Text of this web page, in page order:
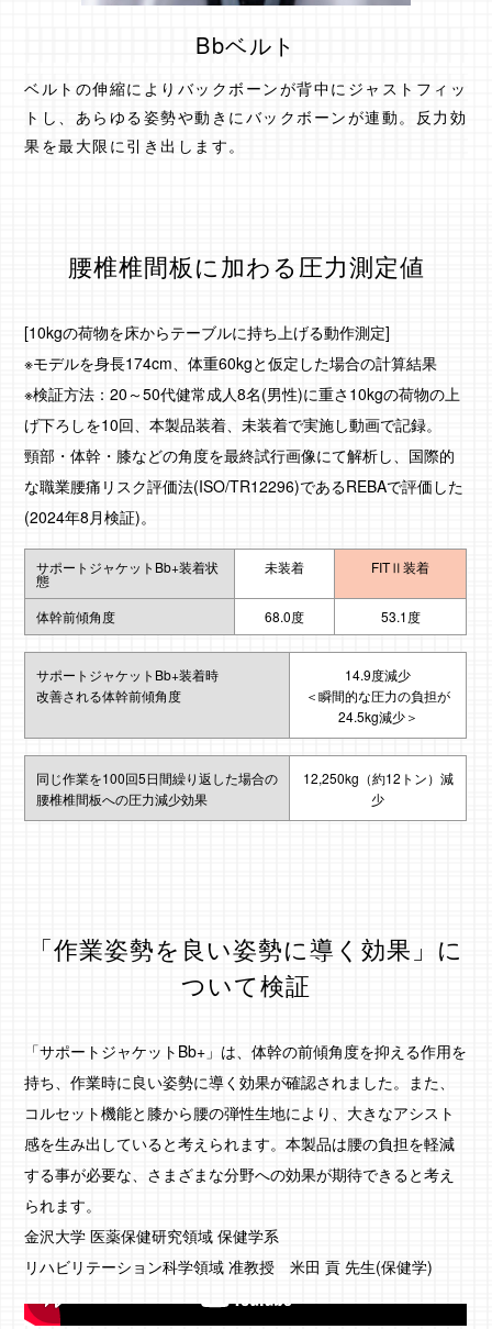
Bbベルト
ベルトの伸縮によりバックボーンが背中にジャストフィッ
トし、あらゆる姿勢や動きにバックボーンが連動。反力効
果を最大限に引き出します。
腰椎椎間板に加わる圧力測定値
[10kgの荷物を床からテーブルに持ち上げる動作測定]
※モデルを身長174cm、体重60kgと仮定した場合の計算結果
※検証方法：20～50代健常成人8名(男性)に重さ10kgの荷物の上
げ下ろしを10回、本製品装着、未装着で実施し動画で記録。
頸部・体幹・膝などの角度を最終試行画像にて解析し、国際的
な職業腰痛リスク評価法(ISO/TR12296)であるREBAで評価した
(2024年8月検証)。
サポートジャケットBb+装着状
態
未装着 FITⅡ装着
体幹前傾角度 68.0度 53.1度
サポートジャケットBb+装着時
改善される体幹前傾角度
14.9度減少
＜瞬間的な圧力の負担が
24.5kg減少＞
同じ作業を100回5日間繰り返した場合の
腰椎椎間板への圧力減少効果
12,250kg（約12トン）減
少
「作業姿勢を良い姿勢に導く効果」に
ついて検証
「サポートジャケットBb+」は、体幹の前傾角度を抑える作用を
持ち、作業時に良い姿勢に導く効果が確認されました。また、
コルセット機能と膝から腰の弾性生地により、大きなアシスト
感を生み出していると考えられます。本製品は腰の負担を軽減
する事が必要な、さまざまな分野への効果が期待できると考え
られます。
金沢大学 医薬保健研究領域 保健学系
リハビリテーション科学領域 准教授 米田 貢 先生(保健学)